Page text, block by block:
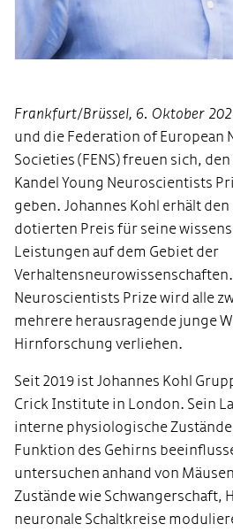
Frankfurt/Brüssel, 6. Oktober
und die Federation of European
Societies (FENS) freuen sich,
Kandel Young Neuroscientists
geben. Johannes Kohl erhält
dotierten Preis für seine
Leistungen auf dem Gebiet der
Verhaltensneurowissenschaften.
Neuroscientists Prize wird alle
mehrere herausragende junge
Hirnforschung verliehen.
Seit 2019 ist Johannes Kohl
Crick Institute in London. Sein
interne physiologische
Funktion des Gehirns
untersuchen anhand von
Zustände wie Schwangerschaft,
neuronale Schaltkreise